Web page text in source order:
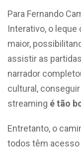
Para Fernando
Interativo, o
maior,
assistir as
narrador
cultural,
streaming é tão
Entretanto, o
todos têm acesso